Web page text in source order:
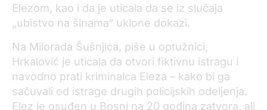
Elezom, kao i da je uticala da se iz slučaja
„ubistvo na šinama“ uklone dokazi.
Na Milorada Šušnjića, piše u optužnici,
Hrkalović je uticala da otvori fiktivnu istragu i
navodno prati kriminalca Eleza – kako bi ga
sačuvali od istrage drugih policijskih odeljenja.
Elez je osuđen u Bosni na 20 godina zatvora, ali